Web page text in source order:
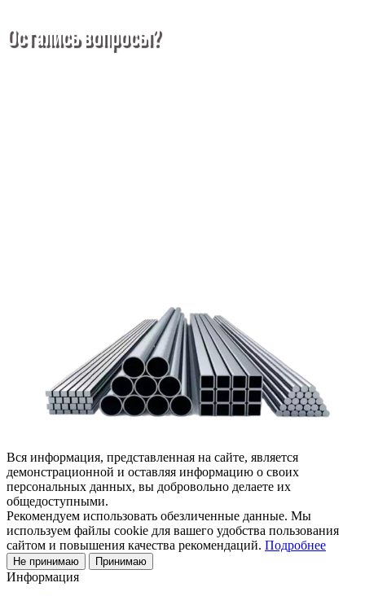
Остались вопросы?
Вся информация, представленная на сайте, является
демонстрационной и оставляя информацию о своих
персональных данных, вы добровольно делаете их
общедоступными.
Рекомендуем использовать обезличенные данные. Мы
используем файлы cookie для вашего удобства пользования
сайтом и повышения качества рекомендаций. Подробнее
Не принимаю Принимаю
Информация